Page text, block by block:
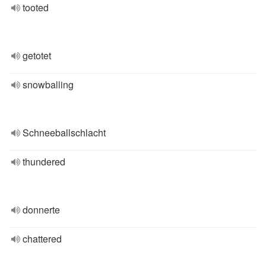
tooted
getotet
snowballing
Schneeballschlacht
thundered
donnerte
chattered